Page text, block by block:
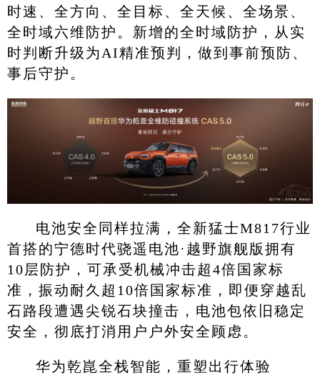
时速、全方向、全目标、全天候、全场景、
全时域六维防护。新增的全时域防护，从实
时判断升级为AI精准预判，做到事前预防、
事后守护。
电池安全同样拉满，全新猛士M817行业
首搭的宁德时代骁遥电池·越野旗舰版拥有
10层防护，可承受机械冲击超4倍国家标
准，振动耐久超10倍国家标准，即便穿越乱
石路段遭遇尖锐石块撞击，电池包依旧稳定
安全，彻底打消用户户外安全顾虑。
华为乾崑全栈智能，重塑出行体验